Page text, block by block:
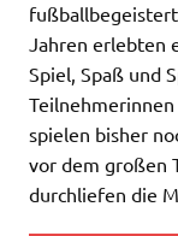
Jahren erlebten
Spiel, Spaß und
spielen bisher
vor dem großen
durchliefen die